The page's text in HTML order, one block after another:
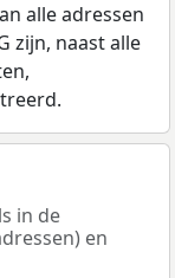
alle adressen
zijn, naast alle
in de
en